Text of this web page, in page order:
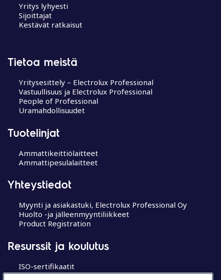
Yritys lyhyesti
Sijoittajat
Kestävät ratkaisut
Tietoa meistä
Yritysesittely – Electrolux Professional
Vastuullisuus ja Electrolux Professional
People of Professional
Uramahdollisuudet
Tuotelinjat
Ammattikeittiölaitteet
Ammattipesulalaitteet
Yhteystiedot
Myynti ja asiakastuki, Electrolux Professional Oy
Huolto -ja jälleenmyyntiliikkeet
Product Registration
Resurssit ja koulutus
ISO-sertifikaatit
MyProfessional